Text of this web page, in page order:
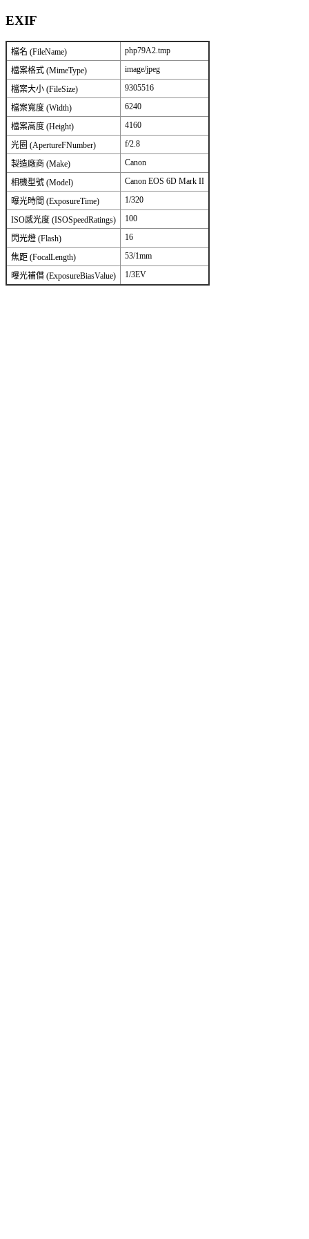
EXIF
檔名 (FileName) php79A2.tmp
檔案格式 (MimeType) image/jpeg
檔案大小 (FileSize) 9305516
檔案寬度 (Width) 6240
檔案高度 (Height) 4160
光圈 (ApertureFNumber) f/2.8
製造廠商 (Make) Canon
相機型號 (Model) Canon EOS 6D Mark II
曝光時間 (ExposureTime) 1/320
ISO感光度 (ISOSpeedRatings) 100
閃光燈 (Flash) 16
焦距 (FocalLength) 53/1mm
曝光補償 (ExposureBiasValue) 1/3EV